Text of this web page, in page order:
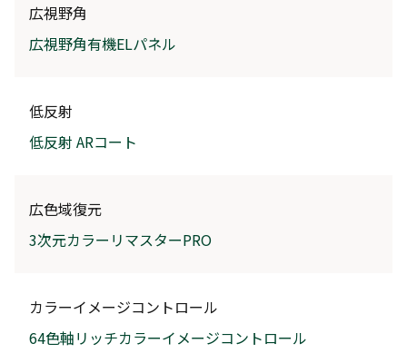
広視野角
広視野角有機ELパネル
低反射
低反射 ARコート
広色域復元
3次元カラーリマスターPRO
カラーイメージコントロール
64色軸リッチカラーイメージコントロール